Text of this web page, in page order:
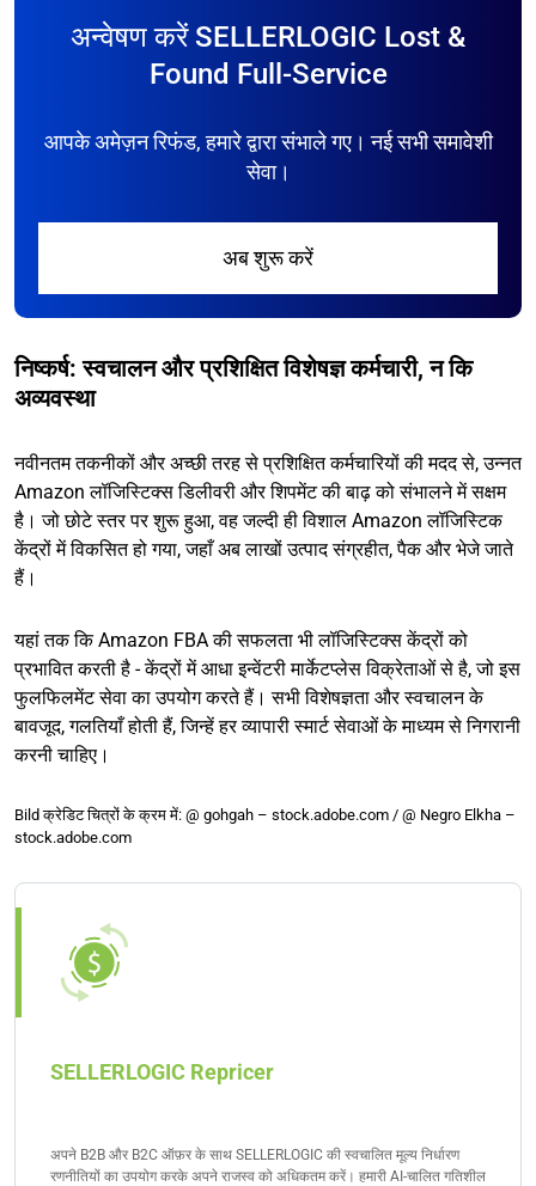
अन्वेषण करें SELLERLOGIC Lost &
Found Full-Service
आपके अमेज़न रिफंड, हमारे द्वारा संभाले गए। नई सभी समावेशी
सेवा।
अब शुरू करें
निष्कर्ष: स्वचालन और प्रशिक्षित विशेषज्ञ कर्मचारी, न कि
अव्यवस्था
नवीनतम तकनीकों और अच्छी तरह से प्रशिक्षित कर्मचारियों की मदद से, उन्नत
Amazon लॉजिस्टिक्स डिलीवरी और शिपमेंट की बाढ़ को संभालने में सक्षम
है। जो छोटे स्तर पर शुरू हुआ, वह जल्दी ही विशाल Amazon लॉजिस्टिक
केंद्रों में विकसित हो गया, जहाँ अब लाखों उत्पाद संग्रहीत, पैक और भेजे जाते
हैं।
यहां तक कि Amazon FBA की सफलता भी लॉजिस्टिक्स केंद्रों को
प्रभावित करती है - केंद्रों में आधा इन्वेंटरी मार्केटप्लेस विक्रेताओं से है, जो इस
फुलफिलमेंट सेवा का उपयोग करते हैं। सभी विशेषज्ञता और स्वचालन के
बावजूद, गलतियाँ होती हैं, जिन्हें हर व्यापारी स्मार्ट सेवाओं के माध्यम से निगरानी
करनी चाहिए।
Bild क्रेडिट चित्रों के क्रम में: @ gohgah – stock.adobe.com / @ Negro Elkha –
stock.adobe.com
SELLERLOGIC Repricer
अपने B2B और B2C ऑफ़र के साथ SELLERLOGIC की स्वचालित मूल्य निर्धारण
रणनीतियों का उपयोग करके अपने राजस्व को अधिकतम करें। हमारी AI-चालित गतिशील